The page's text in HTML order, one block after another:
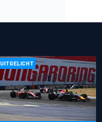
UITGELICHT